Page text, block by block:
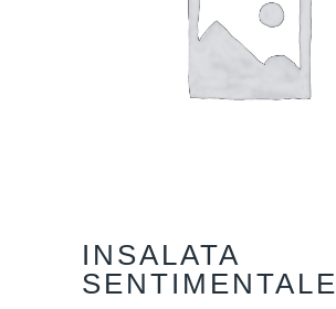
INSALATA
SENTIMENTALE